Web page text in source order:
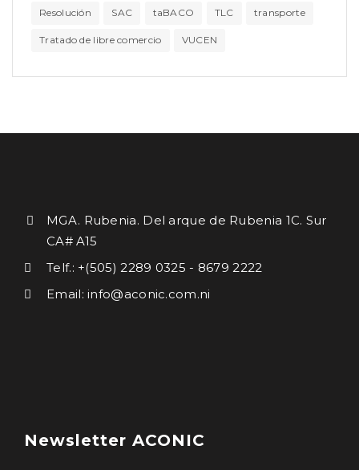
Resolución SAC taBACO TLC transporte
Tratado de libre comercio VUCEN
MGA. Rubenia. Del arque de Rubenia 1C. Sur
CA# A15
Telf.: +(505) 2289 0325 - 8679 2222
Email: info@aconic.com.ni
Newsletter ACONIC